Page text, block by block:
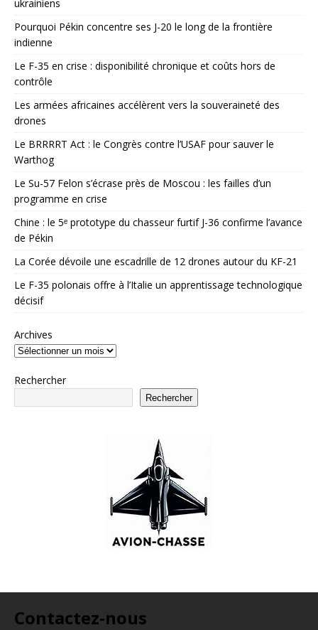
ukrainiens
Pourquoi Pékin concentre ses J-20 le long de la frontière
indienne
Le F-35 en crise : disponibilité chronique et coûts hors de
contrôle
Les armées africaines accélèrent vers la souveraineté des
drones
Le BRRRRT Act : le Congrès contre l’USAF pour sauver le
Warthog
Le Su-57 Felon s’écrase près de Moscou : les failles d’un
programme en crise
Chine : le 5ᵉ prototype du chasseur furtif J-36 confirme l’avance
de Pékin
La Corée dévoile une escadrille de 12 drones autour du KF-21
Le F-35 polonais offre à l’Italie un apprentissage technologique
décisif
Archives
Rechercher
Rechercher
Contactez-nous